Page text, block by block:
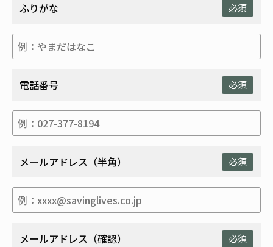
ふりがな 必須
電話番号 必須
メールアドレス（半角） 必須
メールアドレス（確認） 必須